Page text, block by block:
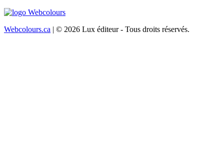
Webcolours.ca | © 2026 Lux éditeur - Tous droits réservés.